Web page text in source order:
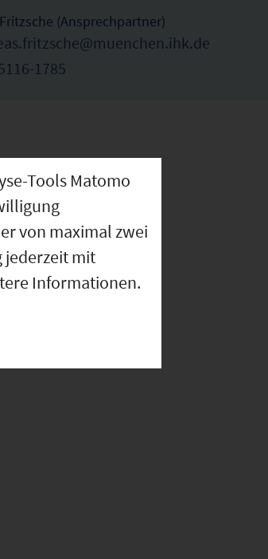
(Ansprechpartner)
1785
Tools Matomo
von maximal zwei
jederzeit mit
Informationen.